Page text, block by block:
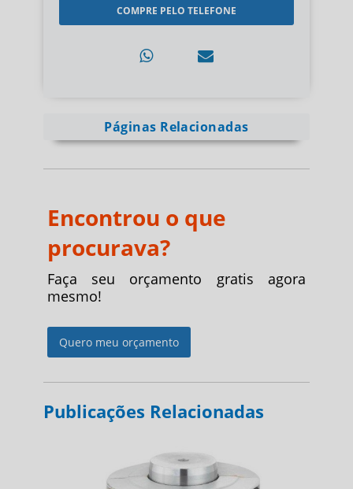
COMPRE PELO TELEFONE
Páginas Relacionadas
Encontrou o que
procurava?
Faça seu orçamento gratis agora
mesmo!
Quero meu orçamento
Publicações Relacionadas